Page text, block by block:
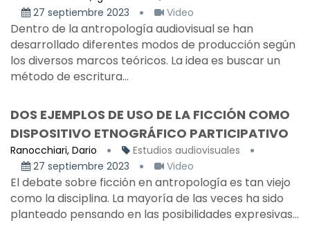
27 septiembre 2023
Video
Dentro de la antropología audiovisual se han
desarrollado diferentes modos de producción según
los diversos marcos teóricos. La idea es buscar un
método de escritura...
DOS EJEMPLOS DE USO DE LA FICCIÓN COMO
DISPOSITIVO ETNOGRÁFICO PARTICIPATIVO
Ranocchiari, Dario
Estudios audiovisuales
27 septiembre 2023
Video
El debate sobre ficción en antropología es tan viejo
como la disciplina. La mayoría de las veces ha sido
planteado pensando en las posibilidades expresivas...